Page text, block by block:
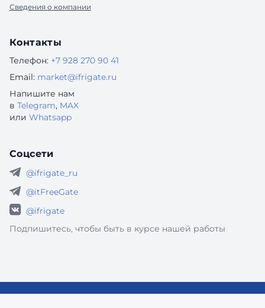
Сведения о компании
Контакты
Телефон: +7 928 270 90 41
Email: market@ifrigate.ru
Напишите нам
в Telegram, MAX
или Whatsapp
Соцсети
@ifrigate_ru
@itFreeGate
@ifrigate
Подпишитесь, чтобы быть в курсе нашей работы